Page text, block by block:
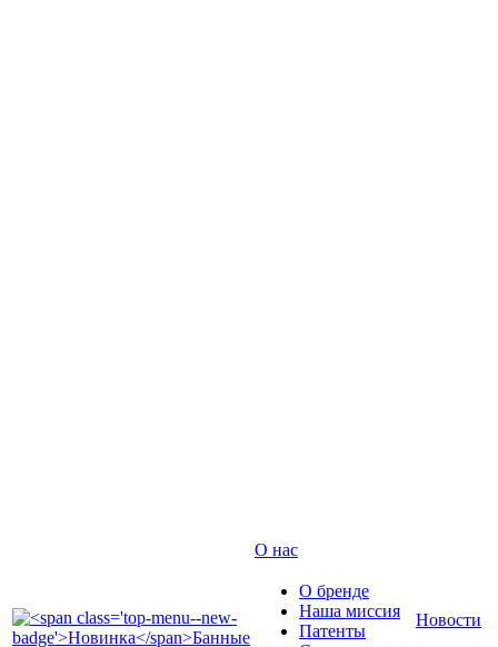
О нас
О бренде
Наша миссия
Патенты
Новости